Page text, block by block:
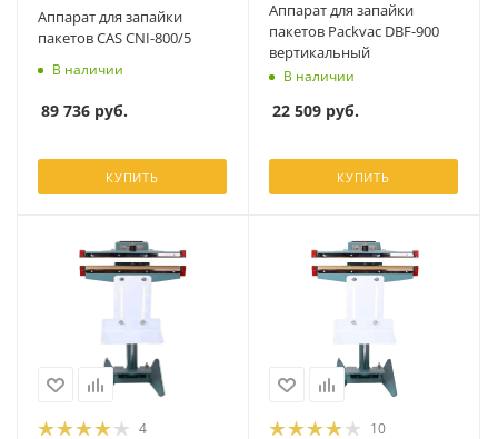
Аппарат для запайки
пакетов CAS CNI-800/5
В наличии
89 736 руб.
КУПИТЬ
Аппарат для запайки
пакетов Packvac DBF-900
вертикальный
В наличии
22 509 руб.
КУПИТЬ
4 10